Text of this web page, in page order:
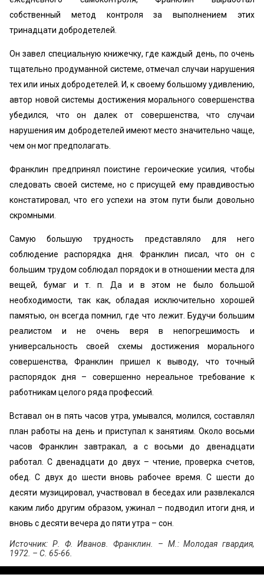
собственный метод контроля за выполнением этих
тринадцати добродетелей.
Он завел специальную книжечку, где каждый день, по очень
тщательно продуманной системе, отмечал случаи нарушения
тех или иных добродетелей. И, к своему большому удивлению,
автор новой системы достижения морального совершенства
убедился, что он далек от совершенства, что случаи
нарушения им добродетелей имеют место значительно чаще,
чем он мог предполагать.
Франклин предпринял поистине героические усилия, чтобы
следовать своей системе, но с присущей ему правдивостью
констатировал, что его успехи на этом пути были довольно
скромными.
Самую большую трудность представляло для него
соблюдение распорядка дня. Франклин писал, что он с
большим трудом соблюдал порядок и в отношении места для
вещей, бумаг и т. п. Да и в этом не было большой
необходимости, так как, обладая исключительно хорошей
памятью, он всегда помнил, где что лежит. Будучи большим
реалистом и не очень веря в непогрешимость и
универсальность своей схемы достижения морального
совершенства, Франклин пришел к выводу, что точный
распорядок дня – совершенно нереальное требование к
работникам целого ряда профессий.
Вставал он в пять часов утра, умывался, молился, составлял
план работы на день и приступал к занятиям. Около восьми
часов Франклин завтракал, а с восьми до двенадцати
работал. С двенадцати до двух – чтение, проверка счетов,
обед. С двух до шести вновь рабочее время. С шести до
десяти музицировал, участвовал в беседах или развлекался
каким либо другим образом, ужинал – подводил итоги дня, и
вновь с десяти вечера до пяти утра – сон.
Источник: Р. Ф. Иванов. Франклин. – М.: Молодая гвардия,
1972. – С. 65-66.